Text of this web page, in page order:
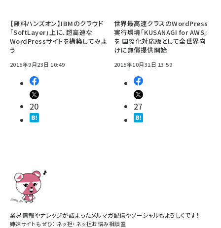
【無料ハンズオン】IBMのクラウド
「SoftLayer」上に、超高速な
WordPressサイトを構築してみよ
う
2015年9月23日 10:49
20
世界最高速クラスのWordPress
実行環境「KUSANAGI for AWS」
を 国際化対応版として全世界向
けに無償提供開始
2015年10月31日 13:59
27
業界情報やナレッジが詰まったメルマガ配信やソーシャルもよろしくです！
姉妹サイトもぜひ： ネッ担・ ネッ担お悩み相談室